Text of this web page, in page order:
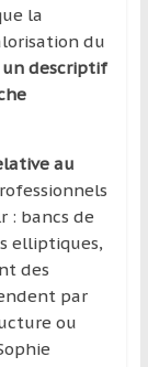
la
du
un descriptif
au
: bancs de
elliptiques,
des
par
ou